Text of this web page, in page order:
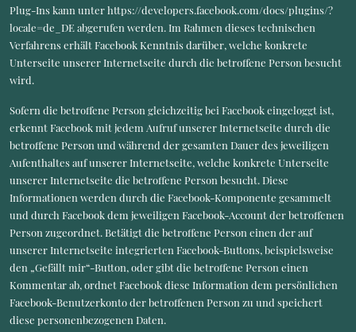
Plug-Ins kann unter https://developers.facebook.com/docs/plugins/?
locale=de_DE abgerufen werden. Im Rahmen dieses technischen
Verfahrens erhält Facebook Kenntnis darüber, welche konkrete
Unterseite unserer Internetseite durch die betroffene Person besucht
wird.
Sofern die betroffene Person gleichzeitig bei Facebook eingeloggt ist,
erkennt Facebook mit jedem Aufruf unserer Internetseite durch die
betroffene Person und während der gesamten Dauer des jeweiligen
Aufenthaltes auf unserer Internetseite, welche konkrete Unterseite
unserer Internetseite die betroffene Person besucht. Diese
Informationen werden durch die Facebook-Komponente gesammelt
und durch Facebook dem jeweiligen Facebook-Account der betroffenen
Person zugeordnet. Betätigt die betroffene Person einen der auf
unserer Internetseite integrierten Facebook-Buttons, beispielsweise
den „Gefällt mir“-Button, oder gibt die betroffene Person einen
Kommentar ab, ordnet Facebook diese Information dem persönlichen
Facebook-Benutzerkonto der betroffenen Person zu und speichert
diese personenbezogenen Daten.